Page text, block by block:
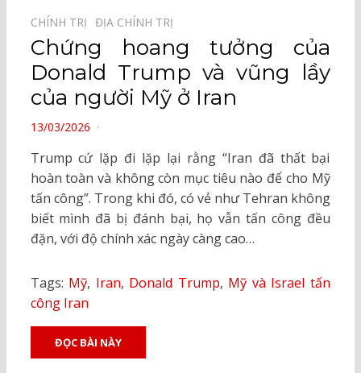
CHÍNH TRỊ⠀ ĐỊA CHÍNH TRỊ⠀
Chứng hoang tưởng của
Donald Trump và vũng lầy
của người Mỹ ở Iran
POSTED
13/03/2026
Trump cứ lặp đi lặp lại rằng “Iran đã thất bại
hoàn toàn và không còn mục tiêu nào để cho Mỹ
tấn công”. Trong khi đó, có vẻ như Tehran không
biết mình đã bị đánh bại, họ vẫn tấn công đều
đặn, với độ chính xác ngày càng cao…
Tags: Mỹ, Iran, Donald Trump, Mỹ và Israel tấn
công Iran
ĐỌC BÀI NÀY